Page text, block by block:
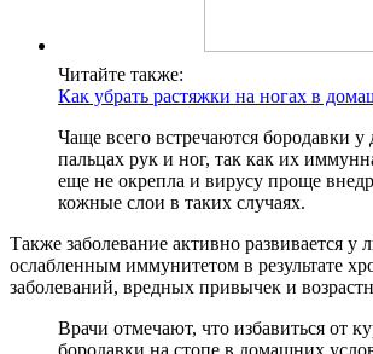
Читайте также:
Как убрать растяжки на ногах в
Чаще всего встречаются бородавки у
пальцах рук и ног, так как их
еще не окрепла и вирусу проще
кожные слои в таких случаях.
Также заболевание активно развивается у
ослабленным иммунитетом в результате
заболеваний, вредных привычек и
Врачи отмечают, что избавиться от
бородавки на стопе в домашних